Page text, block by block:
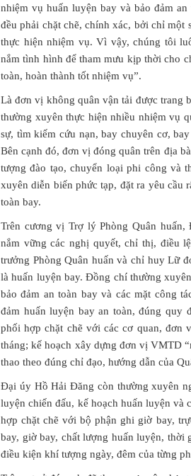
nhiệm vụ huấn luyện bay và bảo đảm
đều phải chặt chẽ, chính xác, bởi chỉ một
thực hiện nhiệm vụ. Vì vậy, chúng tôi
nắm tình hình để tham mưu kịp thời cho
toàn, hoàn thành tốt nhiệm vụ”.
Là đơn vị không quân vận tải được trang
thường xuyên thực hiện nhiều nhiệm vụ
sự, tìm kiếm cứu nạn, bay chuyên cơ,
Bên cạnh đó, đơn vị đóng quân trên địa
tượng đào tạo, chuyển loại phi công và
xuyên diễn biến phức tạp, đặt ra yêu cầu
toàn bay.
Trên cương vị Trợ lý Phòng Quân
nắm vững các nghị quyết, chỉ thị, điều
trưởng Phòng Quân huấn và chỉ huy Lữ
là huấn luyện bay. Đồng chí thường
bảo đảm an toàn bay và các mặt công
đảm huấn luyện bay an toàn, đúng quy
phối hợp chặt chẽ với các cơ quan, đơn
tháng; kế hoạch xây dựng đơn vị VMTD
thao theo đúng chỉ đạo, hướng dẫn của
Đại úy Hồ Hải Đăng còn thường xuyên
luyện chiến đấu, kế hoạch huấn luyện và
hợp chặt chẽ với bộ phận ghi giờ bay,
bay, giờ bay, chất lượng huấn luyện, thời
điều kiện khí tượng ngày, đêm của từng